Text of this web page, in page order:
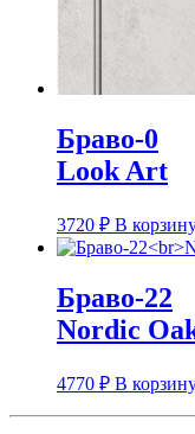
Браво-0
Look Art
3720 ₽ В
Браво-22
Nordic
4770 ₽ В